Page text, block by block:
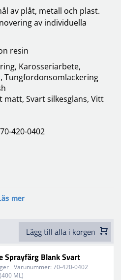
av plåt, metall och plast.
av individuella
resin
Karosseriarbete,
Tungfordonsomlackering
matt, Svart silkesglans, Vitt
420-0402
mer
Lägg till alla i korgen
Sprayfärg Blank Svart
Varunummer: 70-420-0402
ML)